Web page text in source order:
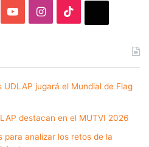
YouTubeInstagram
jugará el Mundial de Flag
destacan en el MUTVI 2026
para analizar los retos de la